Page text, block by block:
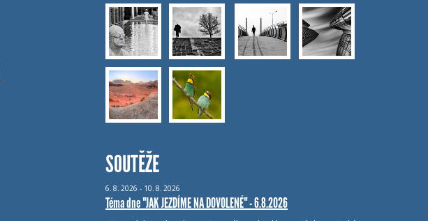
SOUTĚŽE
6. 8. 2026 - 10. 8. 2026
Téma dne "JAK JEZDÍME NA DOVOLENÉ" - 6.8.2026